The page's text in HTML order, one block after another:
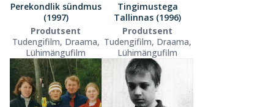
Perekondlik sündmus
(1997)
Produtsent
Tudengifilm, Draama,
Lühimängufilm
Tingimustega
Tallinnas (1996)
Produtsent
Tudengifilm, Draama,
Lühimängufilm